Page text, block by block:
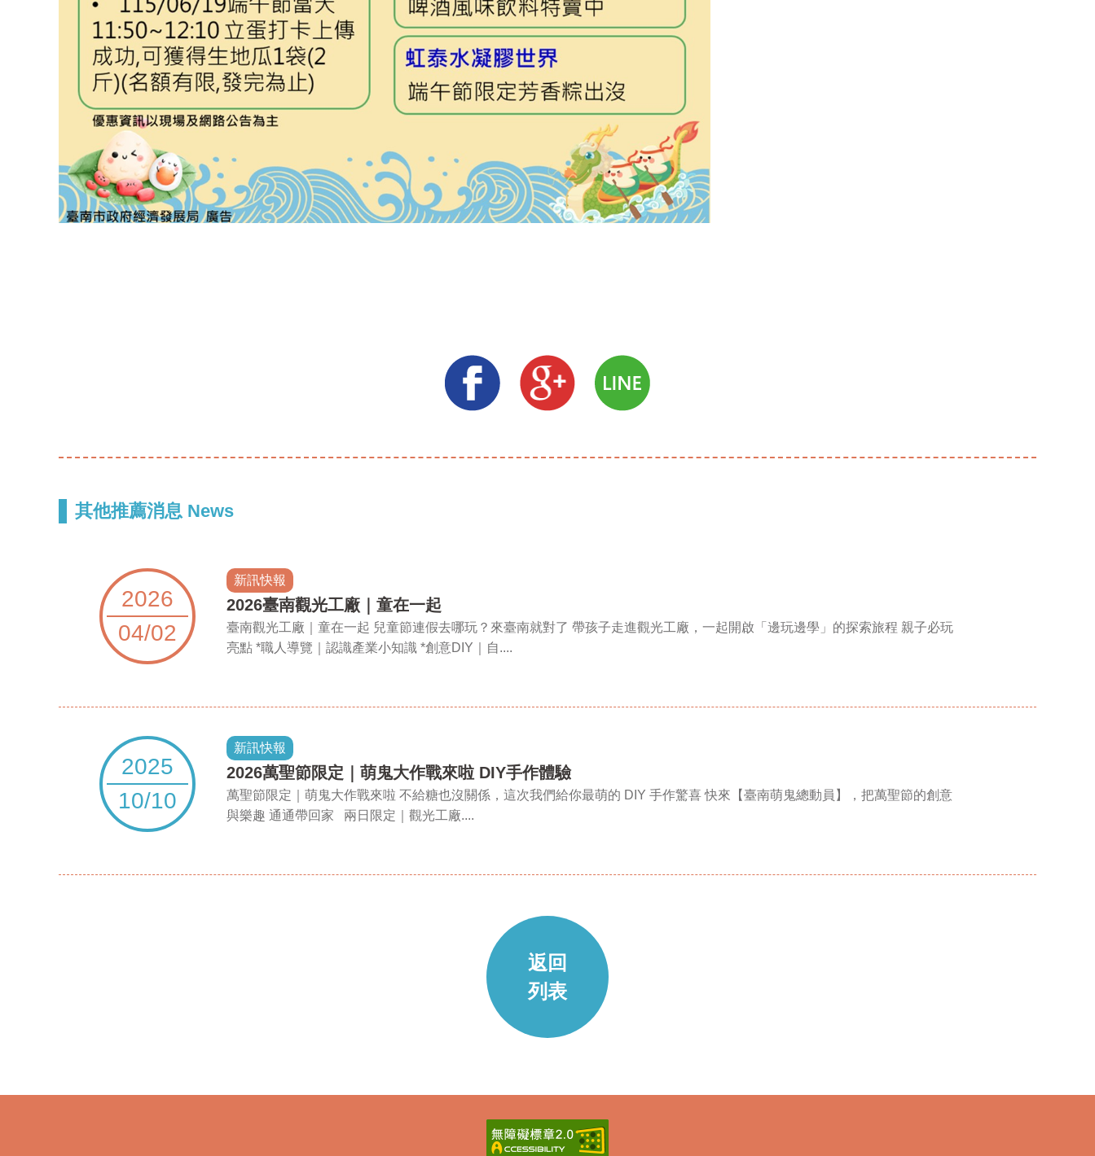
其他推薦消息 News
2026
04/02
新訊快報
2026臺南觀光工廠｜童在一起
臺南觀光工廠｜童在一起 兒童節連假去哪玩？來臺南就對了 帶孩子走進觀光工廠，一起開啟「邊玩邊學」的探索旅程 親子必玩
亮點 *職人導覽｜認識產業小知識 *創意DIY｜自....
2025
10/10
新訊快報
​2026萬聖節限定｜萌鬼大作戰來啦 DIY手作體驗
萬聖節限定｜萌鬼大作戰來啦 不給糖也沒關係，這次我們給你最萌的 DIY 手作驚喜 快來【臺南萌鬼總動員】，把萬聖節的創意
與樂趣 通通帶回家 兩日限定｜觀光工廠....
返回
列表